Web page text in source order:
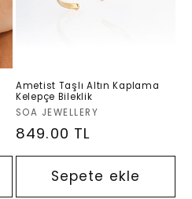
Ametist Taşlı Altın Kaplama
Kelepçe Bileklik
Satıcı:
SOA JEWELLERY
Normal
fiyat
849.00 TL
Sepete ekle